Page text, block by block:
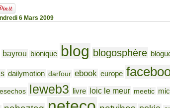
6 Mars 2009
bayrou bionique blog blogosphère
dailymotion darfour ebook europe
leweb3 livre loic le meur meetic